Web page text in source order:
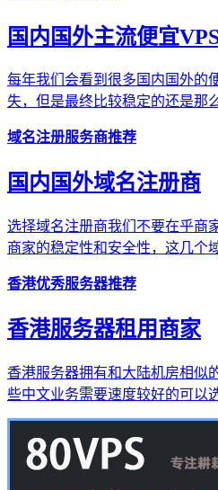
国内国外主流便宜
每年我们会看到很多国内国外的
失，但是最终比较稳定的还是那
域名注册服务商推荐
国内国外域名注册商
选择域名注册商我们不要在乎商
商家的稳定性和安全性，这几个
香港优秀服务器推荐
香港服务器租用商家
香港服务器拥有和大陆机房相似
些中文业务需要速度较好的可以